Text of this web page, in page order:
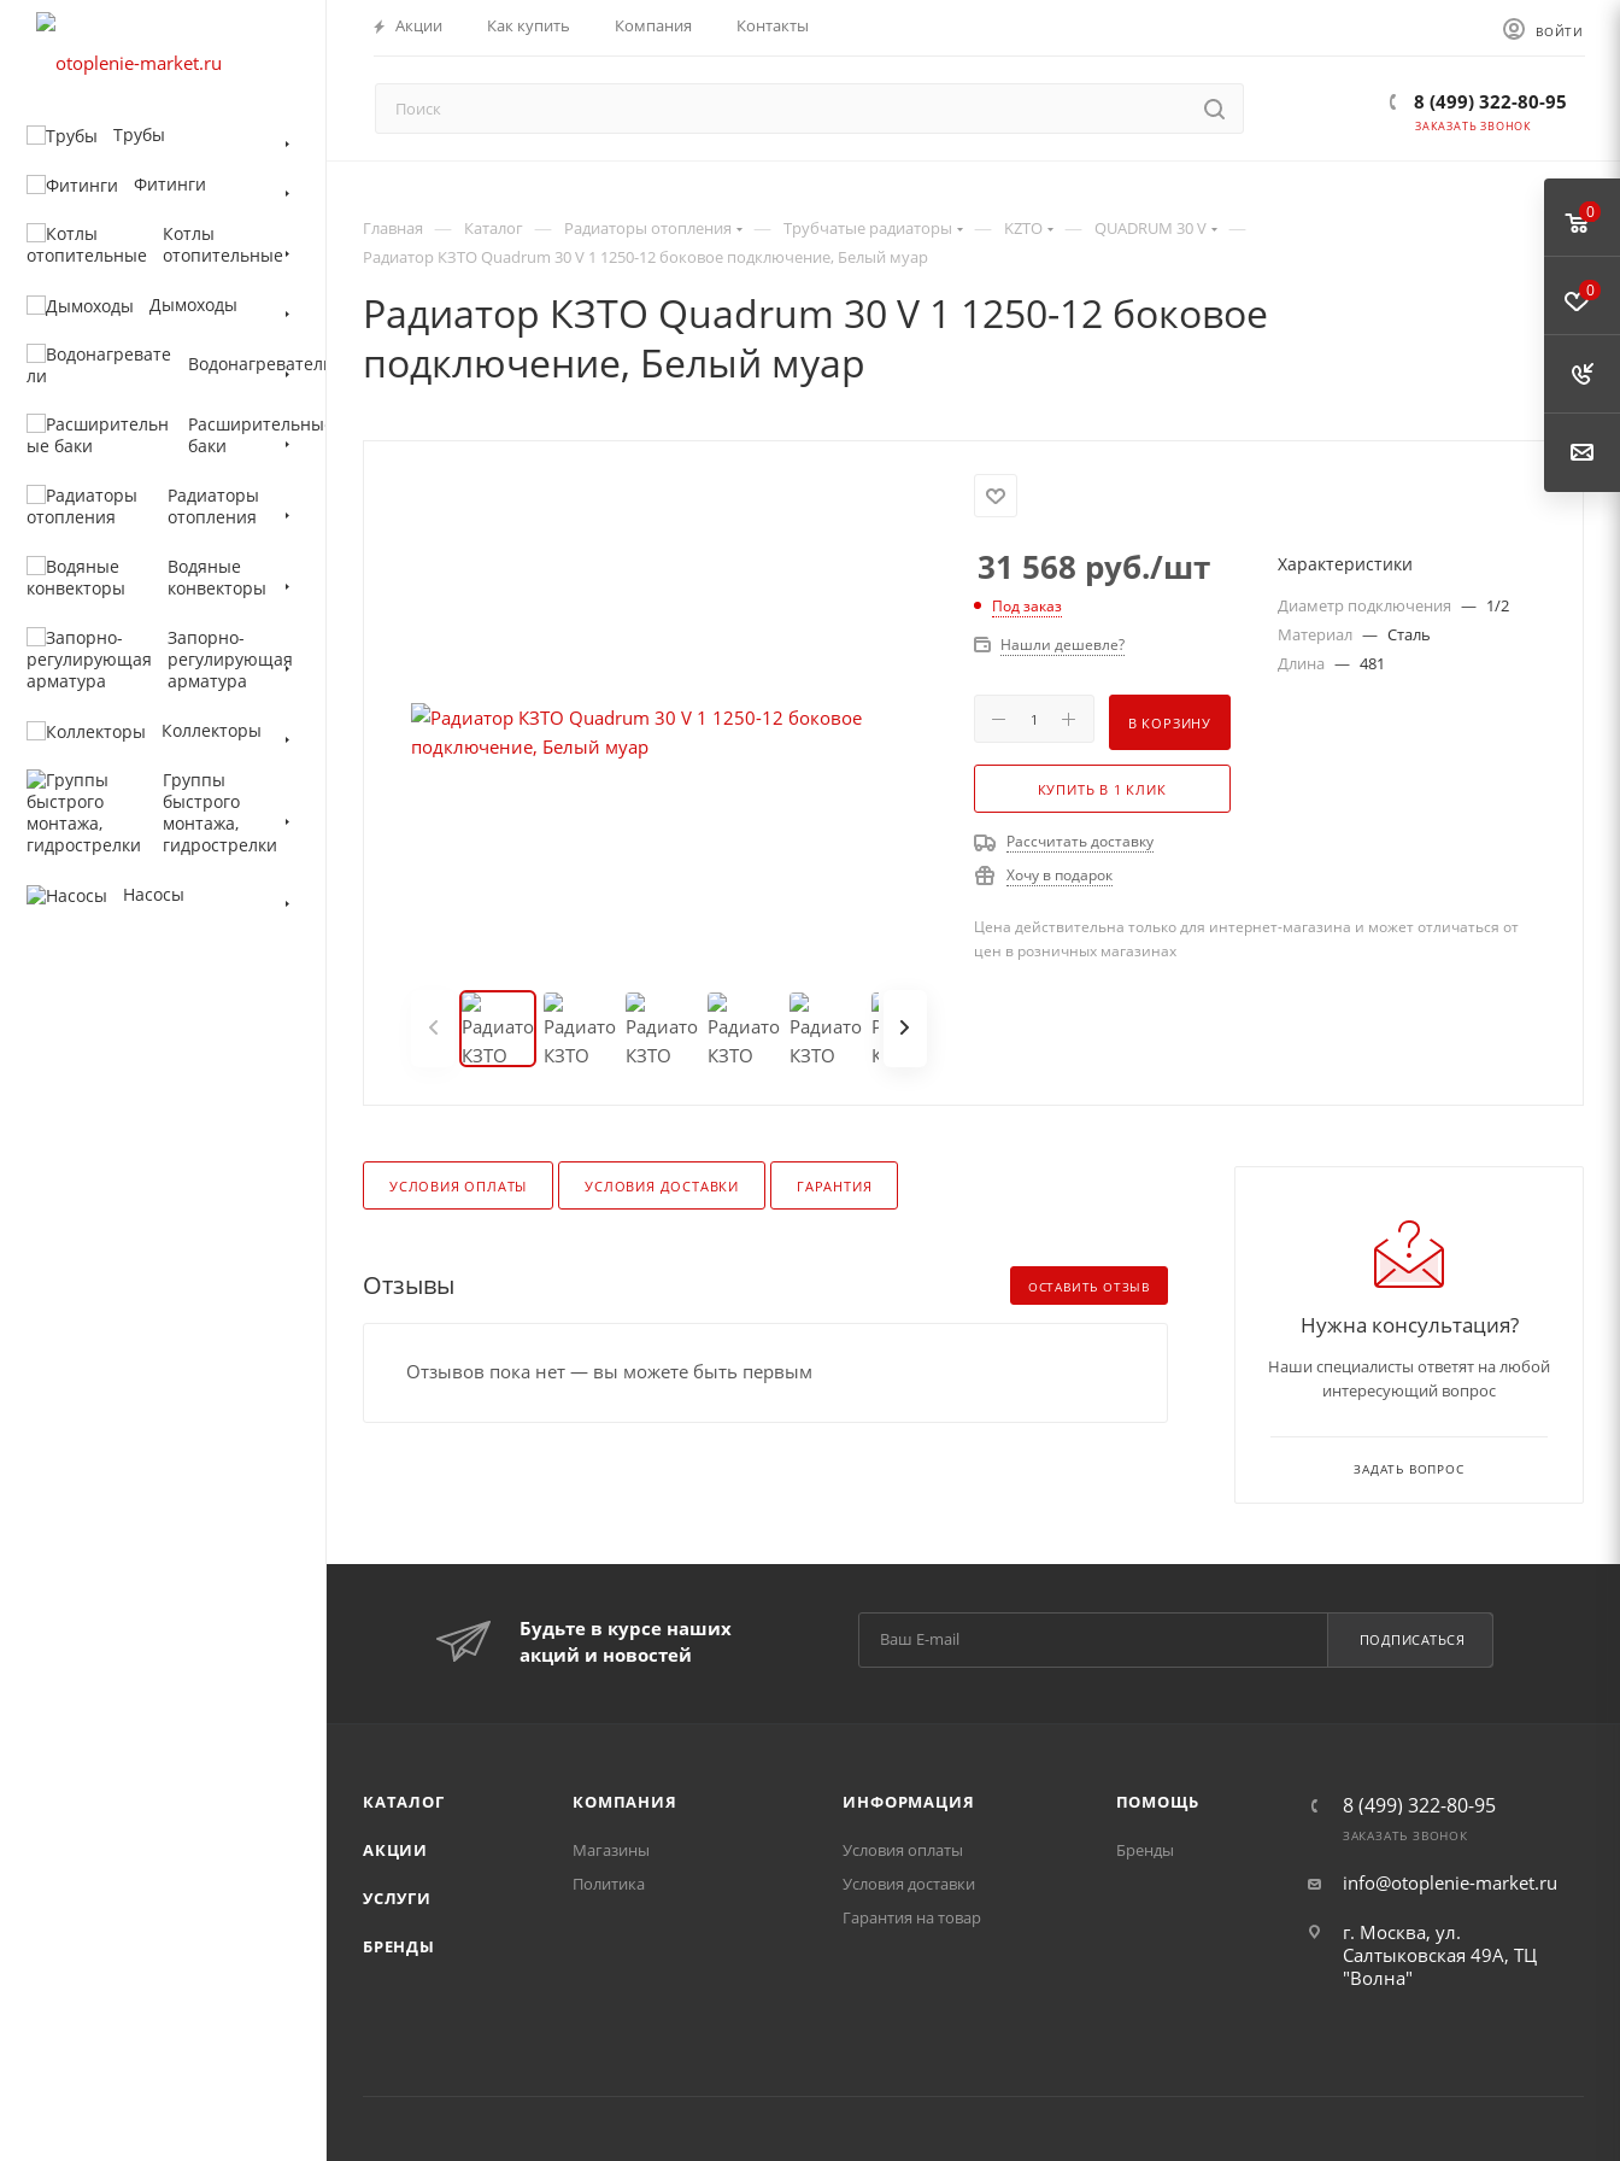
Акции Как купить Компания Контакты ВОЙТИ
8 (499) 322-80-95
ЗАКАЗАТЬ ЗВОНОК
Трубы
Фитинги
Котлы
отопительные
Дымоходы
Водонагреватели
Расширительные
баки
Радиаторы
отопления
Водяные
конвекторы
Запорно-
регулирующая
арматура
Коллекторы
Группы
быстрого
монтажа,
гидрострелки
Насосы
Главная — Каталог — Радиаторы отопления — Трубчатые радиаторы — KZTO — QUADRUM 30 V —
Радиатор КЗТО Quadrum 30 V 1 1250-12 боковое подключение, Белый муар
Радиатор КЗТО Quadrum 30 V 1 1250-12 боковое
подключение, Белый муар
31 568 руб./шт
Под заказ
Нашли дешевле?
В КОРЗИНУ
КУПИТЬ В 1 КЛИК
Рассчитать доставку
Хочу в подарок
Характеристики
Диаметр подключения — 1/2
Материал — Сталь
Длина — 481
Цена действительна только для интернет-магазина и может отличаться от
цен в розничных магазинах
УСЛОВИЯ ОПЛАТЫ УСЛОВИЯ ДОСТАВКИ ГАРАНТИЯ
Отзывы ОСТАВИТЬ ОТЗЫВ
Отзывов пока нет — вы можете быть первым
Нужна консультация?
Наши специалисты ответят на любой
интересующий вопрос
ЗАДАТЬ ВОПРОС
Будьте в курсе наших
акций и новостей
ПОДПИСАТЬСЯ
КАТАЛОГ
АКЦИИ
УСЛУГИ
БРЕНДЫ
КОМПАНИЯ
Магазины
Политика
ИНФОРМАЦИЯ
Условия оплаты
Условия доставки
Гарантия на товар
ПОМОЩЬ
Бренды
8 (499) 322-80-95
ЗАКАЗАТЬ ЗВОНОК
info@otoplenie-market.ru
г. Москва, ул.
Салтыковская 49А, ТЦ
"Волна"
0
0